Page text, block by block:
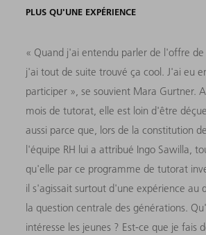
PLUS QU'UNE EXPÉRIENCE
« Quand j'ai entendu parler de l'offre
j'ai tout de suite trouvé ça cool. J'ai eu
participer », se souvient Mara Gurtner.
mois de tutorat, elle est loin d'être
aussi parce que, lors de la constitution
l'équipe RH lui a attribué Ingo Sawilla,
qu'elle par ce programme de tutorat
il s'agissait surtout d'une expérience au
la question centrale des générations.
intéresse les jeunes ? Est-ce que je fais